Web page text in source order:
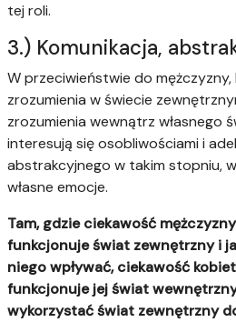
tej roli.
3.) Komunikacja,
W przeciwieństwie do
zrozumienia w świecie
zrozumienia wewnątrz własnego
interesują się osobliwościami i
abstrakcyjnego w takim stopniu,
własne emocje.
Tam, gdzie ciekawość
funkcjonuje świat zewnętrzny i
niego wpływać, ciekawość
funkcjonuje jej świat
wykorzystać świat zewnętrzny